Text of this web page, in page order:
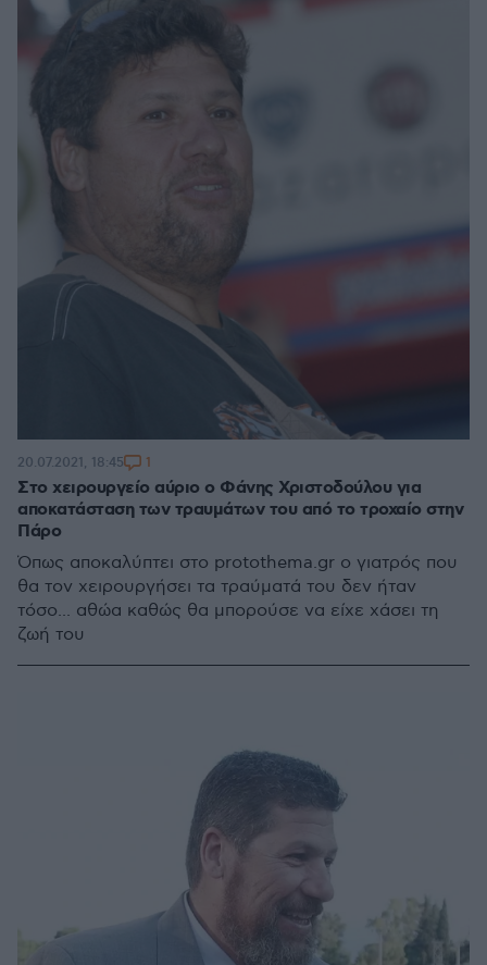
Στο χειρουργείο αύριο ο Φάνης Χριστοδούλου για
αποκατάσταση των τραυμάτων του από το τροχαίο στην
Πάρο
Όπως αποκαλύπτει στο protothema.gr ο γιατρός που
θα τον χειρουργήσει τα τραύματά του δεν ήταν
τόσο... αθώα καθώς θα μπορούσε να είχε χάσει τη
ζωή του
20.07.2021, 18:45 1